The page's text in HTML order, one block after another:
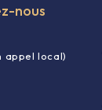
nous
appel local)